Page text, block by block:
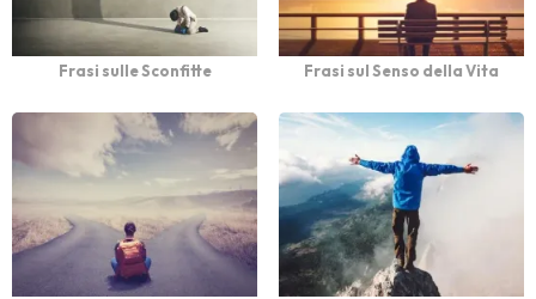
Frasi sulle Sconfitte Frasi sul Senso della Vita